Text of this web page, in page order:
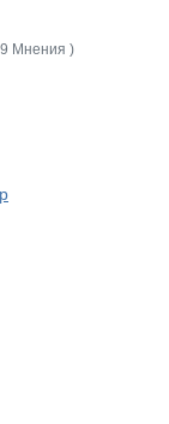
Мнения )